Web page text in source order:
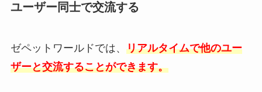
ユーザー同士で交流する
ゼペットワールドでは、 リアルタイムで他のユー
ザーと交流することができます。